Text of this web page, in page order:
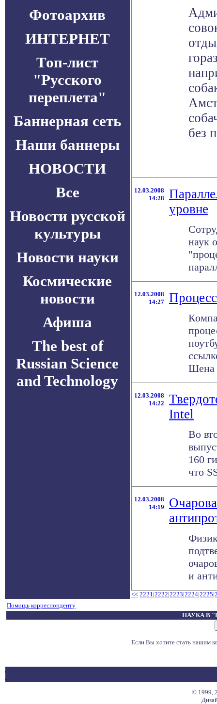
Фотоархив
ИНТЕРНЕТ
Топ-лист
"Русского
переплета"
Баннерная сеть
Наши баннеры
НОВОСТИ
Все
Новости русской
культуры
Новости науки
Космические
новости
Афиша
The best of
Russian Science
and Technology
без
12.03.2008
14:28
уровне
наук
12.03.2008
14:27
Шена
12.03.2008
14:22
Intel
Во
160
что
12.03.2008
14:19
и
<< 2221|2222|2223|2224|2225|
Помощь корреспонденту
НАУКА В
Если Вы хотите стать нашим
© 1999,